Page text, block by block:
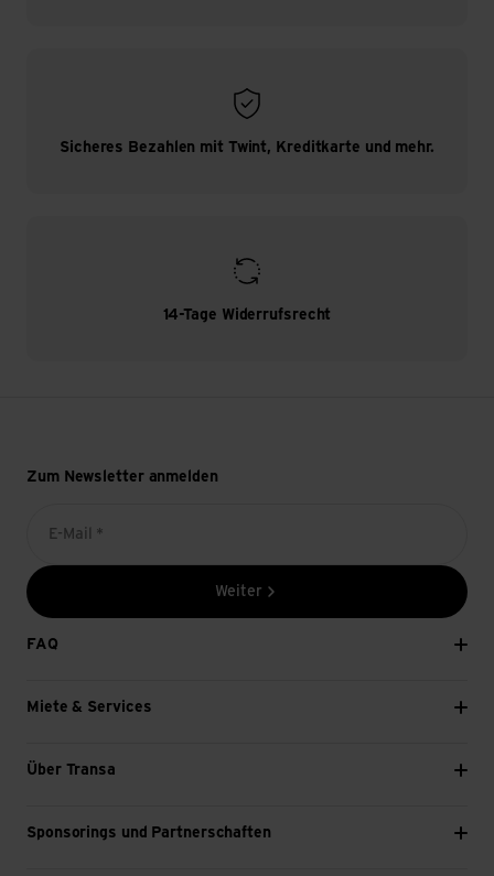
Sicheres Bezahlen mit Twint, Kreditkarte und mehr.
14-Tage Widerrufsrecht
Zum Newsletter anmelden
E-Mail *
Weiter
FAQ
Miete & Services
Über Transa
Sponsorings und Partnerschaften